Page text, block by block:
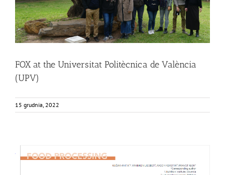
FOX at the Universitat Politècnica de València
(UPV)
15 grudnia, 2022